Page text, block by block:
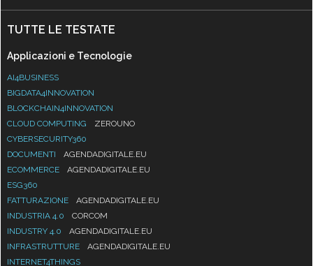
TUTTE LE TESTATE
Applicazioni e Tecnologie
AI4BUSINESS
BIGDATA4INNOVATION
BLOCKCHAIN4INNOVATION
CLOUD COMPUTING
ZEROUNO
CYBERSECURITY360
DOCUMENTI
AGENDADIGITALE.EU
ECOMMERCE
AGENDADIGITALE.EU
ESG360
FATTURAZIONE
AGENDADIGITALE.EU
INDUSTRIA 4.0
CORCOM
INDUSTRY 4.0
AGENDADIGITALE.EU
INFRASTRUTTURE
AGENDADIGITALE.EU
INTERNET4THINGS